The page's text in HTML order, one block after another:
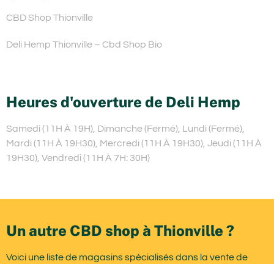
CBD Shop Thionville
Deli Hemp Thionville – Cbd Shop Bio
Heures d'ouverture de Deli Hemp
Samedi (11H À 19H), Dimanche (Fermé), Lundi (Fermé),
Mardi (11H À 19H30), Mercredi (11H À 19H30), Jeudi (11H À
19H30), Vendredi (11H À 7H: 30H)
Un autre CBD shop à Thionville ?
Voici une liste de magasins spécialisés dans la vente de